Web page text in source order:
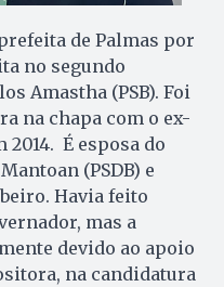
de Palmas por
no segundo
Amastha (PSB). Foi
na chapa com o ex-
É esposa do
(PSDB) e
Havia feito
mas a
devido ao apoio
na candidatura